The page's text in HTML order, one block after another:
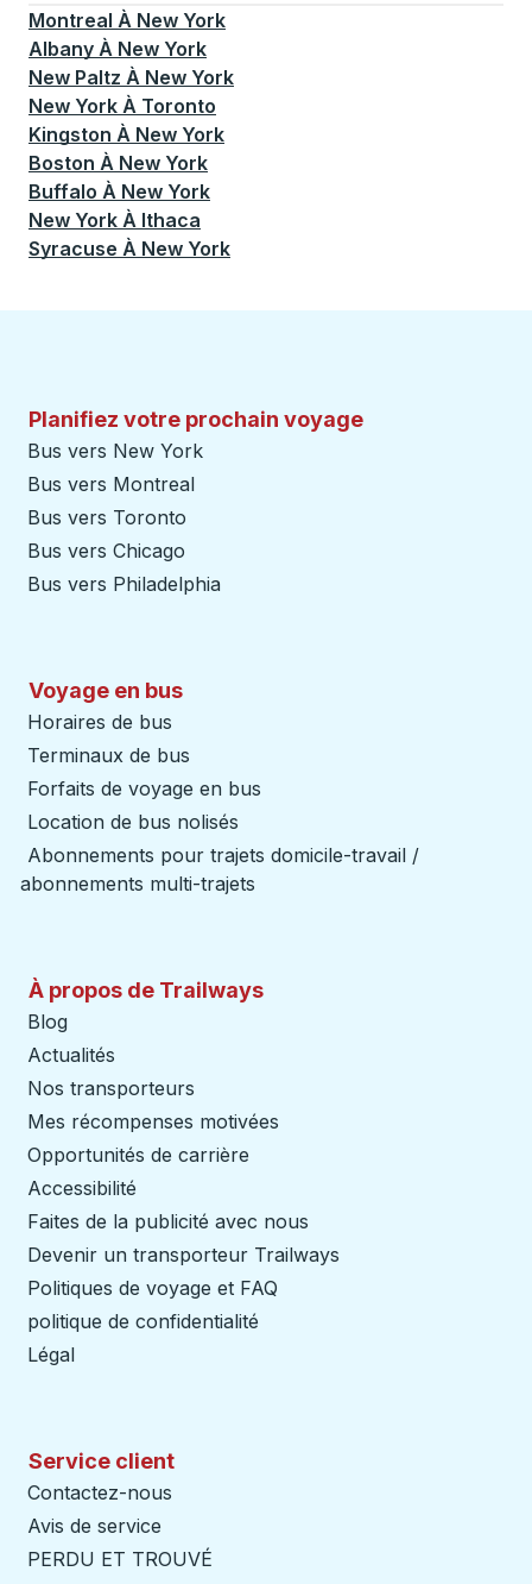
Montreal À New York
Albany À New York
New Paltz À New York
New York À Toronto
Kingston À New York
Boston À New York
Buffalo À New York
New York À Ithaca
Syracuse À New York
Planifiez votre prochain voyage
Bus vers New York
Bus vers Montreal
Bus vers Toronto
Bus vers Chicago
Bus vers Philadelphia
Voyage en bus
Horaires de bus
Terminaux de bus
Forfaits de voyage en bus
Location de bus nolisés
Abonnements pour trajets domicile-travail /
abonnements multi-trajets
À propos de Trailways
Blog
Actualités
Nos transporteurs
Mes récompenses motivées
Opportunités de carrière
Accessibilité
Faites de la publicité avec nous
Devenir un transporteur Trailways
Politiques de voyage et FAQ
politique de confidentialité
Légal
Service client
Contactez-nous
Avis de service
PERDU ET TROUVÉ